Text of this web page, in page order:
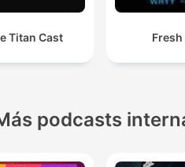
Titan Cast
podcasts